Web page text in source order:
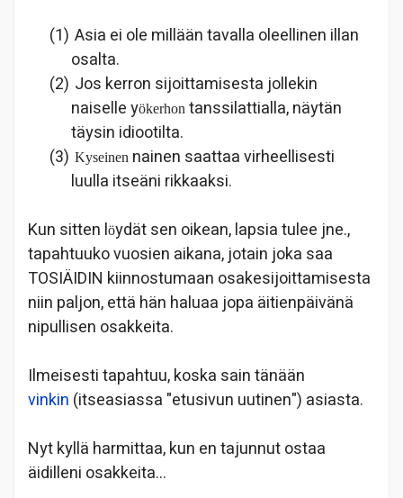
(1) Asia ei ole millään tavalla oleellinen illan
osalta.
(2) Jos kerron sijoittamisesta jollekin
naiselle yökerhon tanssilattialla, näytän
täysin idiootilta.
(3) Kyseinen nainen saattaa virheellisesti
luulla itseäni rikkaaksi.
Kun sitten löydät sen oikean, lapsia tulee jne.,
tapahtuuko vuosien aikana, jotain joka saa
TOSIÄIDIN kiinnostumaan osakesijoittamisesta
niin paljon, että hän haluaa jopa äitienpäivänä
nipullisen osakkeita.
Ilmeisesti tapahtuu, koska sain tänään
vinkin (itseasiassa "etusivun uutinen") asiasta.
Nyt kyllä harmittaa, kun en tajunnut ostaa
äidilleni osakkeita…